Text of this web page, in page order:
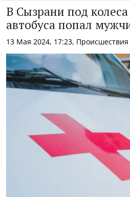
В Сызрани под
автобуса попал
13 Мая 2024, 17:23, Происшествия